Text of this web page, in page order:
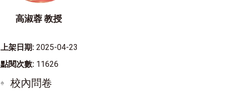
高淑蓉 教授
上架日期: 2025-04-23
點閱次數: 11626
校內問卷